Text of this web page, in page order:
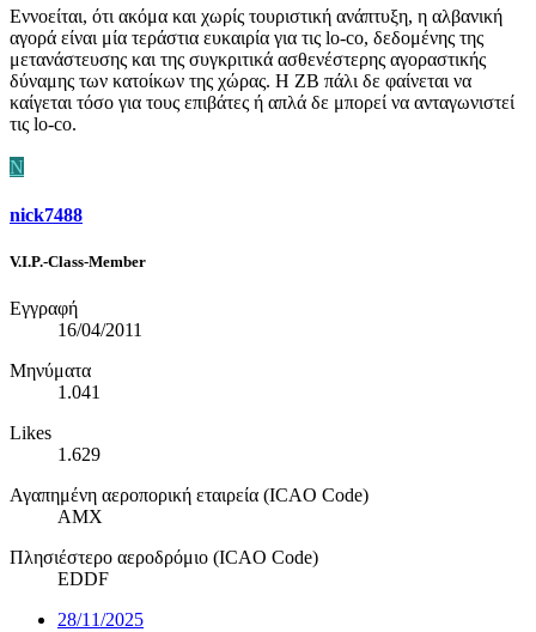
Εννοείται, ότι ακόμα και χωρίς τουριστική ανάπτυξη, η αλβανική
αγορά είναι μία τεράστια ευκαιρία για τις lo-co, δεδομένης της
μετανάστευσης και της συγκριτικά ασθενέστερης αγοραστικής
δύναμης των κατοίκων της χώρας. Η ZB πάλι δε φαίνεται να
καίγεται τόσο για τους επιβάτες ή απλά δε μπορεί να ανταγωνιστεί
τις lo-co.
N
nick7488
V.I.P.-Class-Member
Εγγραφή
16/04/2011
Μηνύματα
1.041
Likes
1.629
Αγαπημένη αεροπορική εταιρεία (ICAO Code)
AMX
Πλησιέστερο αεροδρόμιο (ICAO Code)
EDDF
28/11/2025